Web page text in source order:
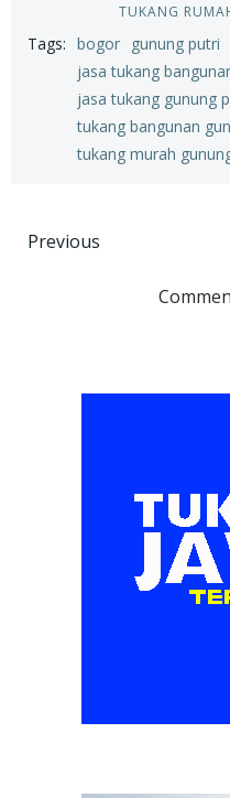
TUKANG
Tags: bogor
gunung putri
jasa tukang
jasa tukang gunung
tukang bangunan
tukang murah
Post
Previous